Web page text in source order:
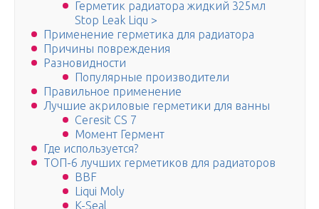
Герметик радиатора жидкий 325мл
Stop Leak Liqu >
Применение герметика для радиатора
Причины повреждения
Разновидности
Популярные производители
Правильное применение
Лучшие акриловые герметики для ванны
Ceresit CS 7
Момент Гермент
Где используется?
ТОП-6 лучших герметиков для радиаторов
BBF
Liqui Moly
K-Seal